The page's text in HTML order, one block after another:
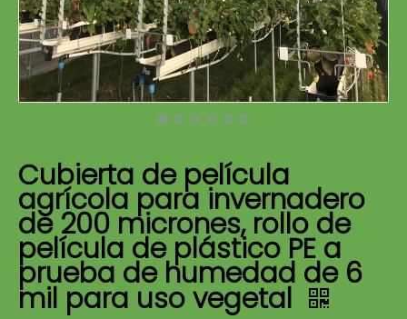
Cubierta de película
agrícola para invernadero
de 200 micrones, rollo de
película de plástico PE a
prueba de humedad de 6
mil para uso vegetal